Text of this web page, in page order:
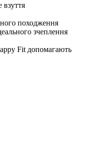
взуття
походження
зчеплення
Fit допомагають